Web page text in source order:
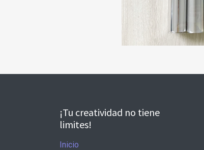
¡Tu creatividad no tiene
limites!
Inicio